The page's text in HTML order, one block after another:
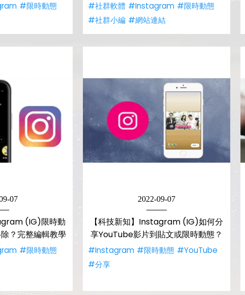
#限時動態
#社群軟體 #Instagram #限時動態
#社群小編 #網站連結
07
(IG)限時動
？完整編輯教學
#限時動態
2022-09-07
【科技新知】Instagram (IG)如何分
享YouTube影片到貼文或限時動態？
#Instagram #限時動態 #YouTube
#分享